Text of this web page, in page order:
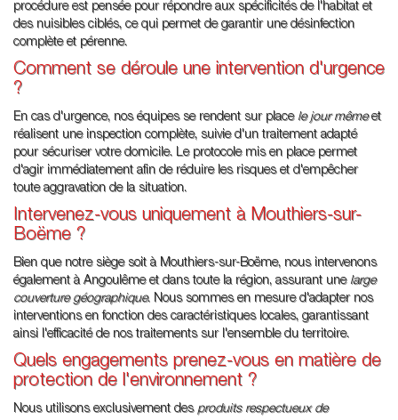
procédure est pensée pour répondre aux spécificités de l'habitat et
des nuisibles ciblés, ce qui permet de garantir une désinfection
complète et pérenne.
Comment se déroule une intervention d'urgence
?
En cas d'urgence, nos équipes se rendent sur place le jour mêmeet
réalisent une inspection complète, suivie d'un traitement adapté
pour sécuriser votre domicile. Le protocole mis en place permet
d'agir immédiatement afin de réduire les risques et d'empêcher
toute aggravation de la situation.
Intervenez-vous uniquement à Mouthiers-sur-
Boëme ?
Bien que notre siège soit à Mouthiers-sur-Boëme, nous intervenons
également à Angoulême et dans toute la région, assurant une large
couverture géographique. Nous sommes en mesure d'adapter nos
interventions en fonction des caractéristiques locales, garantissant
ainsi l'efficacité de nos traitements sur l'ensemble du territoire.
Quels engagements prenez-vous en matière de
protection de l'environnement ?
Nous utilisons exclusivement des produits respectueux de